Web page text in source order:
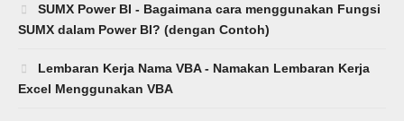
SUMX Power BI - Bagaimana cara menggunakan Fungsi
SUMX dalam Power BI? (dengan Contoh)
Lembaran Kerja Nama VBA - Namakan Lembaran Kerja
Excel Menggunakan VBA